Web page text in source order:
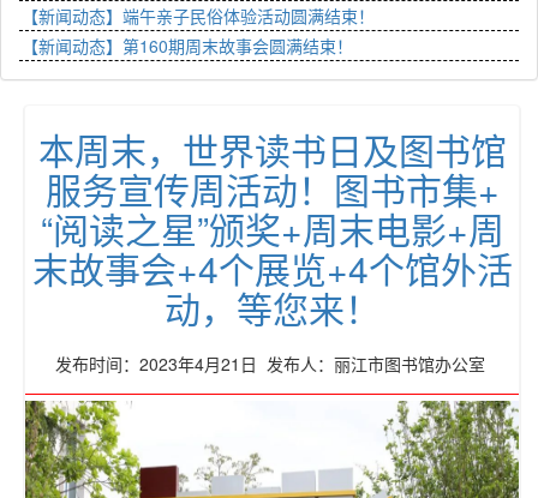
【新闻动态】端午亲子民俗体验活动圆满结束！
【新闻动态】第160期周末故事会圆满结束！
本周末，世界读书日及图书馆
服务宣传周活动！图书市集+
“阅读之星”颁奖+周末电影+周
末故事会+4个展览+4个馆外活
动，等您来！
发布时间：2023年4月21日 发布人：丽江市图书馆办公室